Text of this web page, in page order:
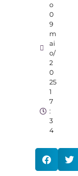
o
0
9
m
ai
o/
2
0
25
1
7
:
3
4